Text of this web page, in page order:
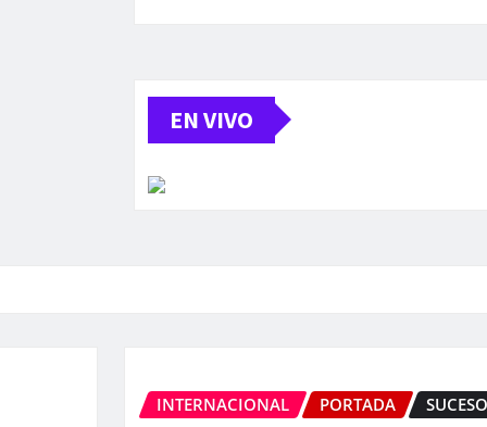
EN VIVO
INTERNACIONAL PORTADA